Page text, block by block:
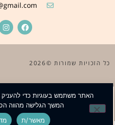
כל הזכויות שמורות ©2026
האתר משתמש בעוגיות כדי להעניק
המשך הגלישה מהווה
מאשר/ת
מייל גרפיקה